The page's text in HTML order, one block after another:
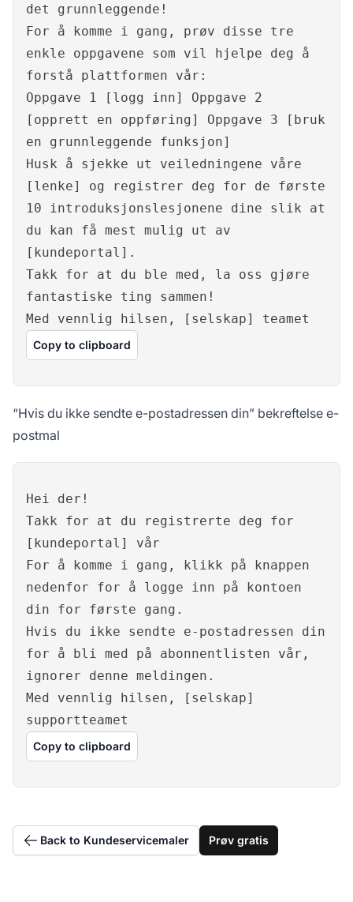
det grunnleggende!
For å komme i gang, prøv disse tre
enkle oppgavene som vil hjelpe deg å
forstå plattformen vår:
Oppgave 1 [logg inn] Oppgave 2
[opprett en oppføring] Oppgave 3 [bruk
en grunnleggende funksjon]
Husk å sjekke ut veiledningene våre
[lenke] og registrer deg for de første
10 introduksjonslesjonene dine slik at
du kan få mest mulig ut av
[kundeportal].
Takk for at du ble med, la oss gjøre
fantastiske ting sammen!
Med vennlig hilsen, [selskap] teamet
Copy to clipboard
“Hvis du ikke sendte e-postadressen din” bekreftelse e-
postmal
Hei der!
Takk for at du registrerte deg for
[kundeportal] vår
For å komme i gang, klikk på knappen
nedenfor for å logge inn på kontoen
din for første gang.
Hvis du ikke sendte e-postadressen din
for å bli med på abonnentlisten vår,
ignorer denne meldingen.
Med vennlig hilsen, [selskap]
supportteamet
Copy to clipboard
Back to Kundeservicemaler Prøv gratis